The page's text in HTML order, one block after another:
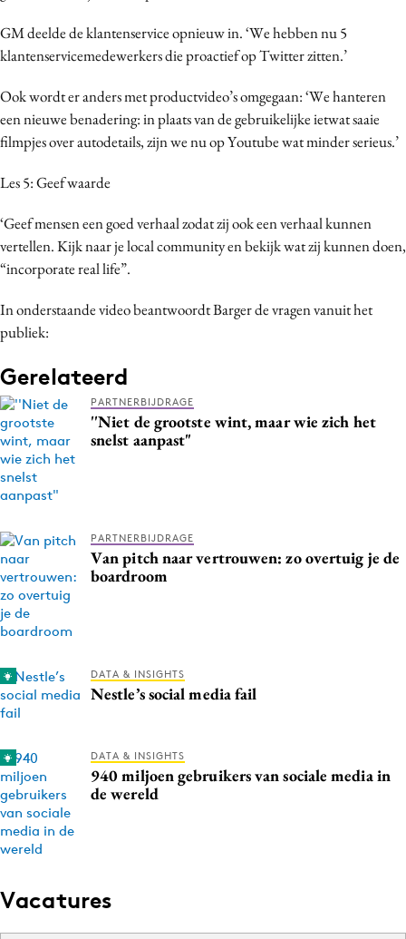
GM deelde de klantenservice opnieuw in. ‘We hebben nu 5
klantenservicemedewerkers die proactief op Twitter zitten.’
Ook wordt er anders met productvideo’s omgegaan: ‘We hanteren
een nieuwe benadering: in plaats van de gebruikelijke ietwat saaie
filmpjes over autodetails, zijn we nu op Youtube wat minder serieus.’
Les 5: Geef waarde
‘Geef mensen een goed verhaal zodat zij ook een verhaal kunnen
vertellen. Kijk naar je local community en bekijk wat zij kunnen doen,
“incorporate real life”.
In onderstaande video beantwoordt Barger de vragen vanuit het
publiek:
Gerelateerd
PARTNERBIJDRAGE
''Niet de grootste wint, maar wie zich het
snelst aanpast"
PARTNERBIJDRAGE
Van pitch naar vertrouwen: zo overtuig je de
boardroom
DATA & INSIGHTS
Nestle’s social media fail
DATA & INSIGHTS
940 miljoen gebruikers van sociale media in
de wereld
Vacatures